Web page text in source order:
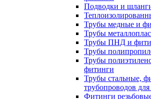
Подводки и
Трубы медные и
Трубы
Трубы ПНД и
Трубы
Трубы
фитинги
Трубы стальные,
трубопроводов
Фитинги